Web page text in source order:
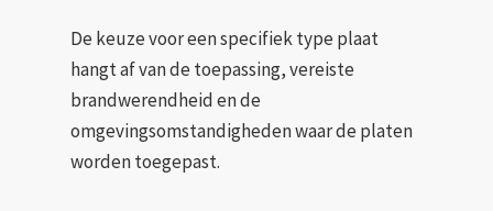
De keuze voor een specifiek type plaat
hangt af van de toepassing, vereiste
brandwerendheid en de
omgevingsomstandigheden waar de platen
worden toegepast.